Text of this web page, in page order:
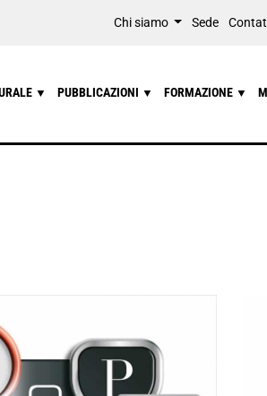
Chi siamo Sede
▼ PUBBLICAZIONI ▼ FORMAZIONE ▼